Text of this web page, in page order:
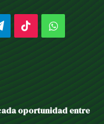
Telegram
TikTok
oportunidad entre